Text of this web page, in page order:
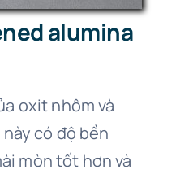
alumina
oxit nhôm và
có độ bền
mòn tốt hơn và